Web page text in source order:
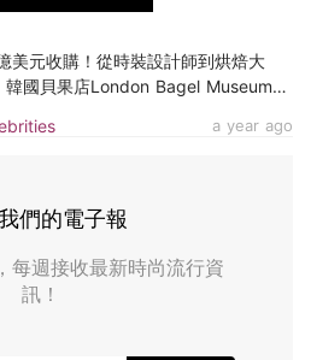
a year ago
美元收購！從時裝設計師到烘焙大
韓國貝果店London Bagel Museum創
們的電子報
每週接收最新時尚流行資
訊！